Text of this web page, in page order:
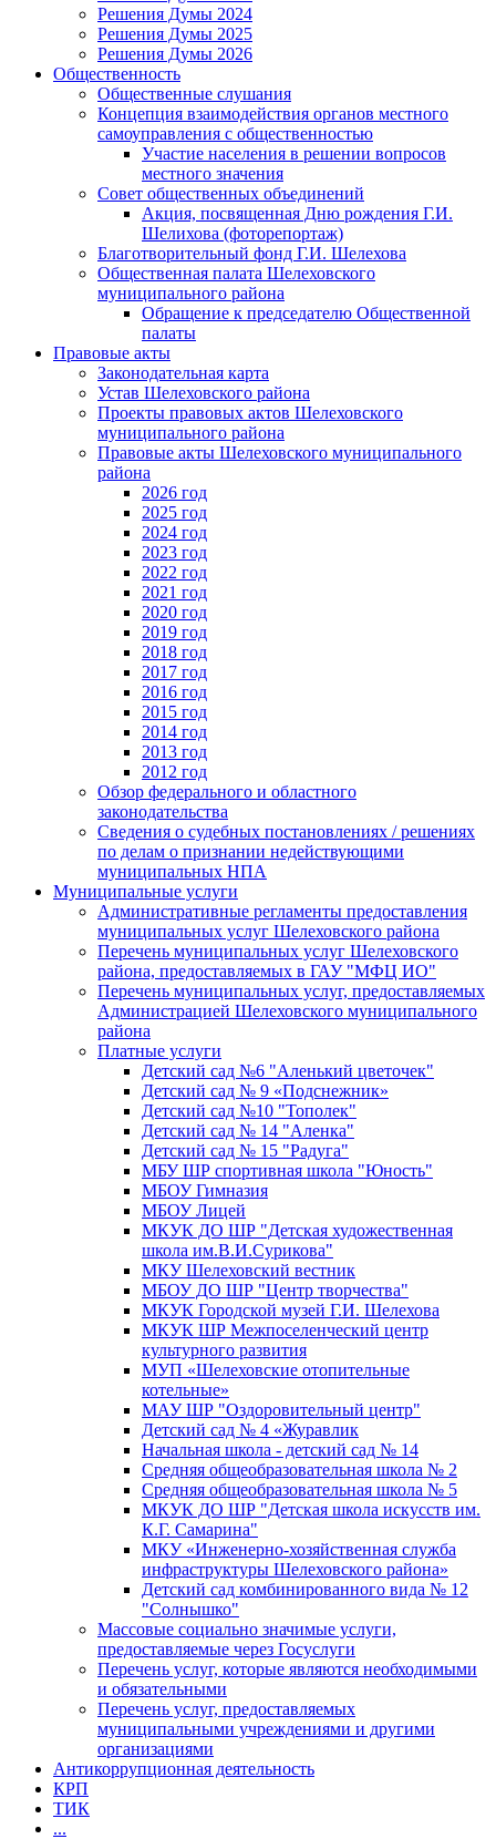
Решения Думы 2024
Решения Думы 2025
Решения Думы 2026
Общественность
Общественные слушания
Концепция взаимодействия органов местного
самоуправления с общественностью
Участие населения в решении вопросов
местного значения
Совет общественных объединений
Акция, посвященная Дню рождения Г.И.
Шелихова (фоторепортаж)
Благотворительный фонд Г.И. Шелехова
Общественная палата Шелеховского
муниципального района
Обращение к председателю Общественной
палаты
Правовые акты
Законодательная карта
Устав Шелеховского района
Проекты правовых актов Шелеховского
муниципального района
Правовые акты Шелеховского муниципального
района
2026 год
2025 год
2024 год
2023 год
2022 год
2021 год
2020 год
2019 год
2018 год
2017 год
2016 год
2015 год
2014 год
2013 год
2012 год
Обзор федерального и областного
законодательства
Сведения о судебных постановлениях / решениях
по делам о признании недействующими
муниципальных НПА
Муниципальные услуги
Административные регламенты предоставления
муниципальных услуг Шелеховского района
Перечень муниципальных услуг Шелеховского
района, предоставляемых в ГАУ "МФЦ ИО"
Перечень муниципальных услуг, предоставляемых
Администрацией Шелеховского муниципального
района
Платные услуги
Детский сад №6 "Аленький цветочек"
Детский сад № 9 «Подснежник»
Детский сад №10 "Тополек"
Детский сад № 14 "Аленка"
Детский сад № 15 "Радуга"
МБУ ШР спортивная школа "Юность"
МБОУ Гимназия
МБОУ Лицей
МКУК ДО ШР "Детская художественная
школа им.В.И.Сурикова"
МКУ Шелеховский вестник
МБОУ ДО ШР "Центр творчества"
МКУК Городской музей Г.И. Шелехова
МКУК ШР Межпоселенческий центр
культурного развития
МУП «Шелеховские отопительные
котельные»
МАУ ШР "Оздоровительный центр"
Детский сад № 4 «Журавлик
Начальная школа - детский сад № 14
Средняя общеобразовательная школа № 2
Средняя общеобразовательная школа № 5
МКУК ДО ШР "Детская школа искусств им.
К.Г. Самарина"
МКУ «Инженерно-хозяйственная служба
инфраструктуры Шелеховского района»
Детский сад комбинированного вида № 12
"Солнышко"
Массовые социально значимые услуги,
предоставляемые через Госуслуги
Перечень услуг, которые являются необходимыми
и обязательными
Перечень услуг, предоставляемых
муниципальными учреждениями и другими
организациями
Антикоррупционная деятельность
КРП
ТИК
...